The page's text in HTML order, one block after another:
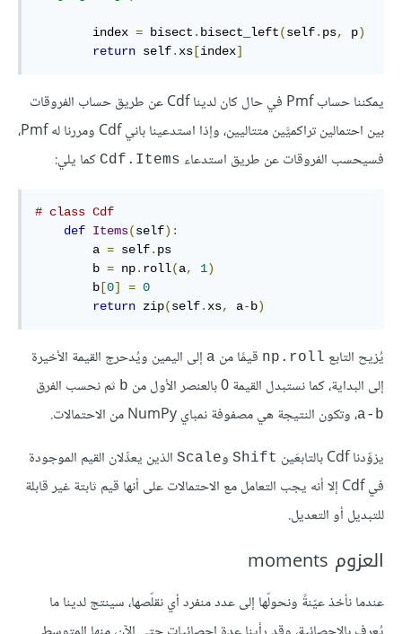
        index
= bisect . bisect_left(self. ps, p)
return self. xs [index]
يمكننا حساب Pmf في حال كان لدينا Cdf عن طريق حساب الفروقات
بين احتمالين تراكميَّين متتاليين، وإذا استدعينا باني Cdf ومررنا له Pmf،
فسيحسب الفروقات عن طريق استدعاء Cdf.Items كما يلي:
# class Cdf
def Items(self):
        a
= self. ps
        b
= np. roll(a, 1)
        b
[0] = 0
return zip(self. xs, a-b)
يُزيح التابع np.roll قيمًا من a إلى اليمين ويُدحرج القيمة الأخيرة
إلى البداية، كما نستبدل القيمة 0 بالعنصر الأول من
b ثم نحسب الفرق
a-b، وتكون النتيجة هي مصفوفة نمباي NumPy من الاحتمالات.
يزوِّدنا Cdf بالتابعَين
Shift وScale الذين يعدِّلان القيم الموجودة
في Cdf إلا أنه يجب التعامل مع الاحتمالات على أنها قيم ثابتة غير قابلة
للتبديل أو التعديل.
العزوم moments
عندما نأخذ عيّنةً ونحولّها إلى عدد منفرد أي نقلّصها، سينتج لدينا ما